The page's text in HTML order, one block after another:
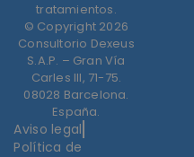
tratamientos.
© Copyright 2026
Consultorio Dexeus
S.A.P. – Gran Vía
Carles III, 71-75.
08028 Barcelona.
España.
Aviso legal
Política de